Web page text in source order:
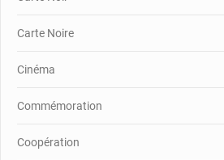
Carte Noire
Cinéma
Commémoration
Coopération